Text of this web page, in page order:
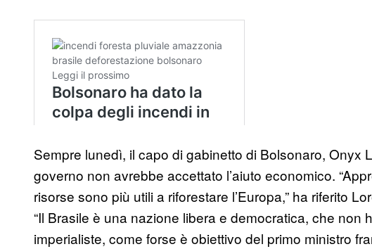
Sempre lunedì, il capo di gabinetto di Bolsonaro, Onyx
governo non avrebbe accettato l’aiuto economico.
risorse sono più utili a riforestare l’Europa,” ha riferito
“Il Brasile è una nazione libera e democratica, che non
imperialiste, come forse è obiettivo del primo ministro